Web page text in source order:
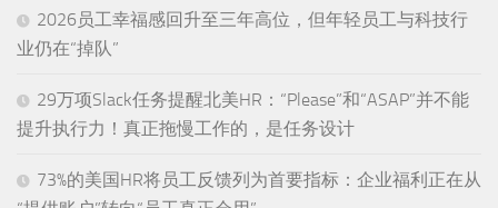
2026员工幸福感回升至三年高位，但年轻员工与科技行
业仍在“掉队”
29万项Slack任务提醒北美HR：“Please”和“ASAP”并不能
提升执行力！真正拖慢工作的，是任务设计
73%的美国HR将员工反馈列为首要指标：企业福利正在从